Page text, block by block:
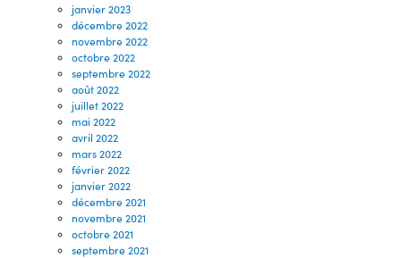
janvier 2023
décembre 2022
novembre 2022
octobre 2022
septembre 2022
août 2022
juillet 2022
mai 2022
avril 2022
mars 2022
février 2022
janvier 2022
décembre 2021
novembre 2021
octobre 2021
septembre 2021